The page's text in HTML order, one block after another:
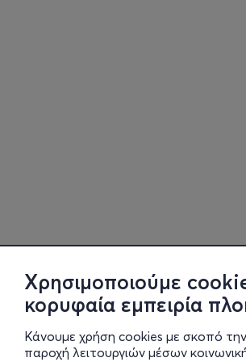
Χρησιμοποιούμε
κορυφαία εμπειρία
Κάνουμε χρήση cookies με σκοπό
παροχή λειτουργιών μέσων